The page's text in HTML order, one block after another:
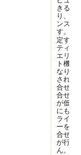
きるよ
り、パ
ンスが
す。
定する
ティマ
エリー
ト機能
なり、
されて
合せの
合せコ
が低く
にも、
ライズ
ーを使
合せの
が行わ
ん。